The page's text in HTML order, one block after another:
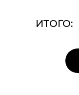
ИТОГО: